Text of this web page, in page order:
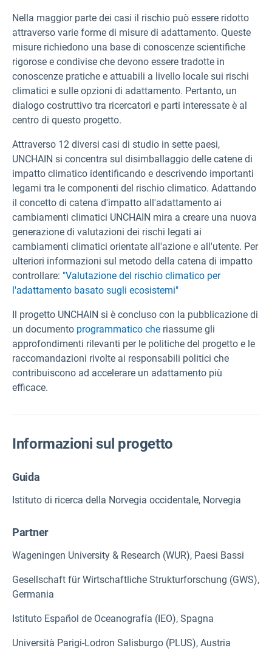
Nella maggior parte dei casi il rischio può essere ridotto
attraverso varie forme di misure di adattamento. Queste
misure richiedono una base di conoscenze scientifiche
rigorose e condivise che devono essere tradotte in
conoscenze pratiche e attuabili a livello locale sui rischi
climatici e sulle opzioni di adattamento. Pertanto, un
dialogo costruttivo tra ricercatori e parti interessate è al
centro di questo progetto.
Attraverso 12 diversi casi di studio in sette paesi,
UNCHAIN si concentra sul disimballaggio delle catene di
impatto climatico identificando e descrivendo importanti
legami tra le componenti del rischio climatico. Adattando
il concetto di catena d'impatto all'adattamento ai
cambiamenti climatici UNCHAIN mira a creare una nuova
generazione di valutazioni dei rischi legati ai
cambiamenti climatici orientate all'azione e all'utente. Per
ulteriori informazioni sul metodo della catena di impatto
controllare: "Valutazione del rischio climatico per
l'adattamento basato sugli ecosistemi"
Il progetto UNCHAIN si è concluso con la pubblicazione di
un documento programmatico che riassume gli
approfondimenti rilevanti per le politiche del progetto e le
raccomandazioni rivolte ai responsabili politici che
contribuiscono ad accelerare un adattamento più
efficace.
Informazioni sul progetto
Guida
Istituto di ricerca della Norvegia occidentale, Norvegia
Partner
Wageningen University & Research (WUR), Paesi Bassi
Gesellschaft für Wirtschaftliche Strukturforschung (GWS),
Germania
Istituto Español de Oceanografía (IEO), Spagna
Università Parigi-Lodron Salisburgo (PLUS), Austria